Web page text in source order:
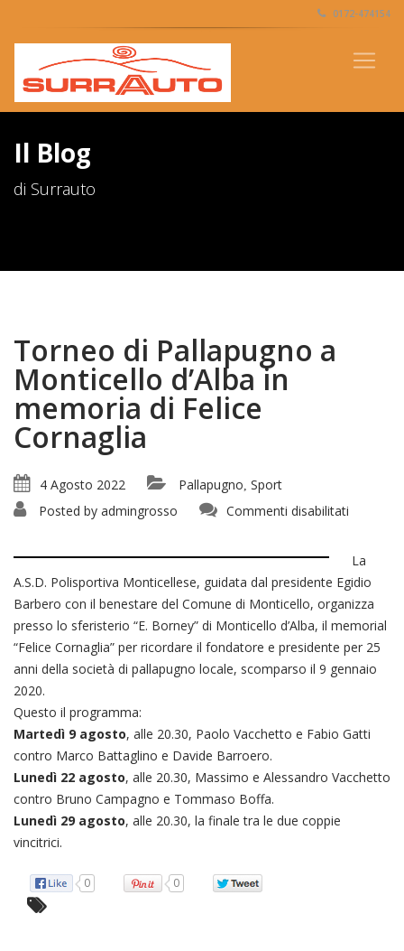
0172-474154
Il Blog
di Surrauto
Torneo di Pallapugno a
Monticello d’Alba in
memoria di Felice
Cornaglia
4 Agosto 2022 Pallapugno Sport
Posted by admingrosso Commenti disabilitati
a
d’Alba
in
memoria
di
Felice
Cornaglia
La
A.S.D. Polisportiva Monticellese, guidata dal presidente Egidio
Barbero con il benestare del Comune di Monticello, organizza
presso lo sferisterio “E. Borney” di Monticello d’Alba, il memorial
“Felice Cornaglia” per ricordare il fondatore e presidente per 25
anni della società di pallapugno locale, scomparso il 9 gennaio
2020.
Questo il programma:
Martedì 9 agosto, alle 20.30, Paolo Vacchetto e Fabio Gatti
contro Marco Battaglino e Davide Barroero.
Lunedì 22 agosto, alle 20.30, Massimo e Alessandro Vacchetto
contro Bruno Campagno e Tommaso Boffa.
Lunedì 29 agosto, alle 20.30, la finale tra le due coppie
vincitrici.
0 0